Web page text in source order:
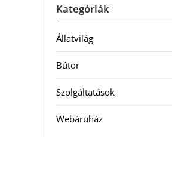
Kategóriák
Állatvilág
Bútor
Szolgáltatások
Webáruház